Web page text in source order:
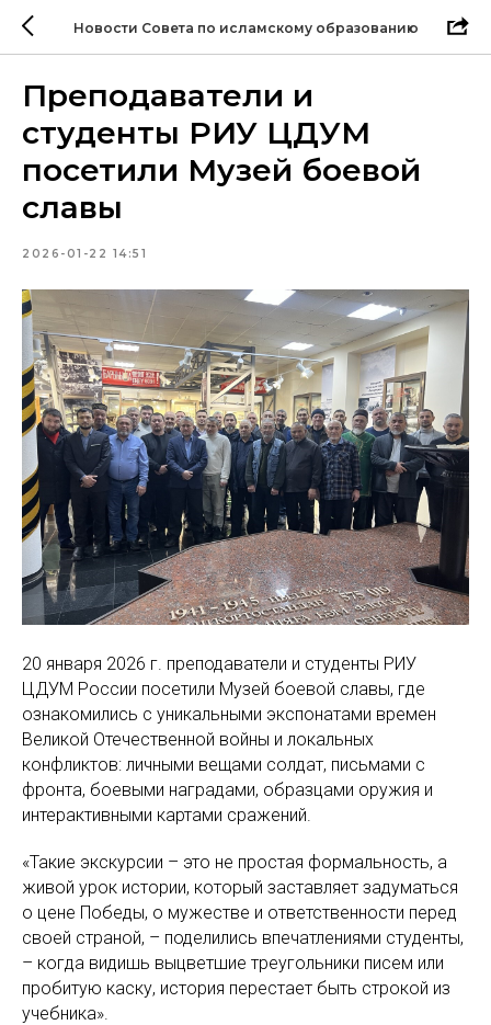
Новости Совета по исламскому образованию
Преподаватели и
студенты РИУ ЦДУМ
посетили Музей боевой
славы
2026-01-22 14:51
20 января 2026 г. преподаватели и студенты РИУ
ЦДУМ России посетили Музей боевой славы, где
ознакомились с уникальными экспонатами времен
Великой Отечественной войны и локальных
конфликтов: личными вещами солдат, письмами с
фронта, боевыми наградами, образцами оружия и
интерактивными картами сражений.
«Такие экскурсии – это не простая формальность, а
живой урок истории, который заставляет задуматься
о цене Победы, о мужестве и ответственности перед
своей страной, – поделились впечатлениями студенты,
– когда видишь выцветшие треугольники писем или
пробитую каску, история перестает быть строкой из
учебника».